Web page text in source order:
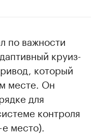
по важности
круиз-
который
месте. Он
для
контроля
место).